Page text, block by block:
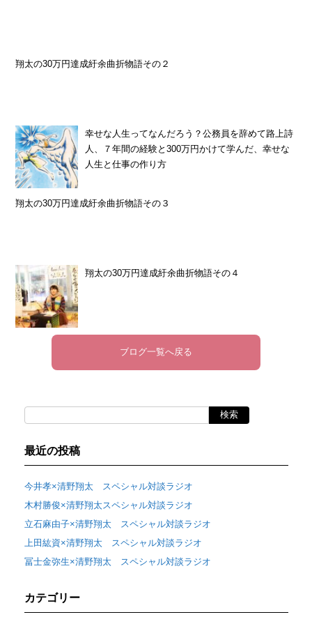
翔太の30万円達成紆余曲折物語その２
幸せな人生ってなんだろう？公務員を辞めて路上詩
人、７年間の経験と300万円かけて学んだ、幸せな
人生と仕事の作り方
翔太の30万円達成紆余曲折物語その３
翔太の30万円達成紆余曲折物語その４
ブログ一覧へ戻る
最近の投稿
今井孝×清野翔太 スペシャル対談ラジオ
木村勝俊×清野翔太スペシャル対談ラジオ
立石麻由子×清野翔太 スペシャル対談ラジオ
上田紘資×清野翔太 スペシャル対談ラジオ
冨士金弥生×清野翔太 スペシャル対談ラジオ
カテゴリー